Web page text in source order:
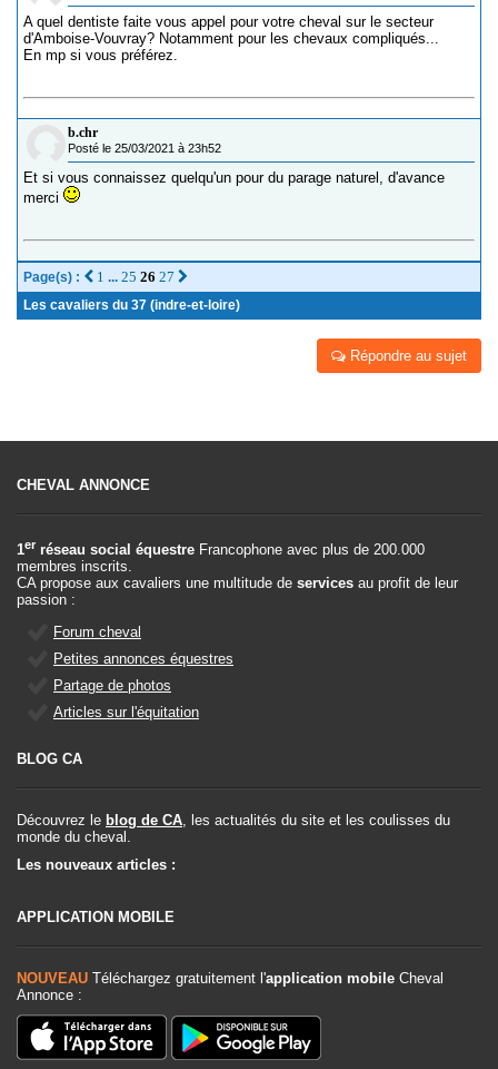
A quel dentiste faite vous appel pour votre cheval sur le secteur
d'Amboise-Vouvray? Notamment pour les chevaux compliqués...
En mp si vous préférez.
b.chr
Posté le 25/03/2021 à 23h52
Et si vous connaissez quelqu'un pour du parage naturel, d'avance
merci
Page(s) : 1 ... 25 26 27
Les cavaliers du 37 (indre-et-loire)
Répondre au sujet
CHEVAL ANNONCE
1er réseau social équestre Francophone avec plus de 200.000
membres inscrits.
CA propose aux cavaliers une multitude de services au profit de leur
passion :
Forum cheval
Petites annonces équestres
Partage de photos
Articles sur l'équitation
BLOG CA
Découvrez le blog de CA , les actualités du site et les coulisses du
monde du cheval.
Les nouveaux articles :
APPLICATION MOBILE
NOUVEAU Téléchargez gratuitement l'application mobile Cheval
Annonce :